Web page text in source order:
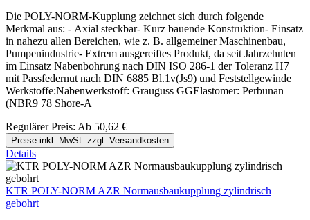
Die POLY-NORM-Kupplung zeichnet sich durch folgende
Merkmal aus: - Axial steckbar- Kurz bauende Konstruktion- Einsatz
in nahezu allen Bereichen, wie z. B. allgemeiner Maschinenbau,
Pumpenindustrie- Extrem ausgereiftes Produkt, da seit Jahrzehnten
im Einsatz Nabenbohrung nach DIN ISO 286-1 der Toleranz H7
mit Passfedernut nach DIN 6885 Bl.1v(Js9) und Feststellgewinde
Werkstoffe:Nabenwerkstoff: Grauguss GGElastomer: Perbunan
(NBR9 78 Shore-A
Regulärer Preis: Ab 50,62 €
Preise inkl. MwSt. zzgl. Versandkosten
Details
KTR POLY-NORM AZR Normausbaukupplung zylindrisch
gebohrt